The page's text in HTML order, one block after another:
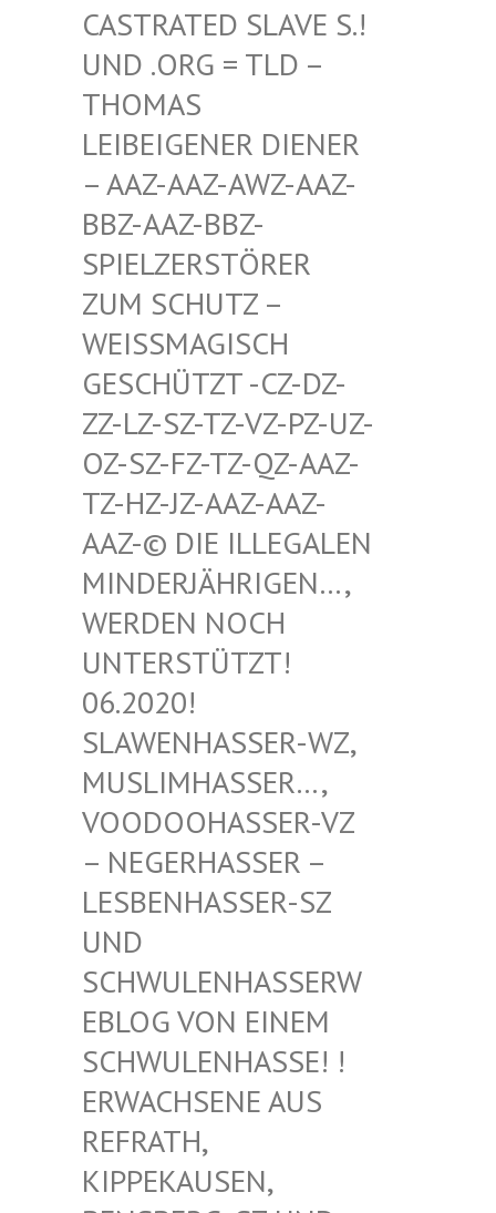
STRATED SLAVE S.! UN
D .ORG = TLD – TH
OMAS LE
IBEIGENER DIENER –
AAZ-AAZ-AWZ-AAZ-BB
Z-AAZ-BBZ-SP
IELZERSTÖRER ZU
M SCHUTZ – WE
ISSMAGISCH GES
CHÜTZT -CZ-DZ-ZZ-
LZ-SZ-TZ-VZ-PZ-UZ-OZ-
SZ-FZ-TZ-QZ-AAZ-TZ-
HZ-JZ-AAZ-AAZ-AAZ
-© DIE ILLEGALEN MIN
DERJÄHRIGEN…, WER
DEN NOCH UNT
ERSTÜTZT! 06.
2020! SLA
WENHASSER-WZ, MUS
LIMHASSER…, VOO
DOOHASSER-VZ – N
EGERHASSER – LES
BENHASSER-SZ UND
SCH
WULENHASSERWEBL
OG VON EINEM SCH
WULENHASSE! ! ERW
ACHSENE AUS REF
RATH, KIP
PEKAUSEN, BEN